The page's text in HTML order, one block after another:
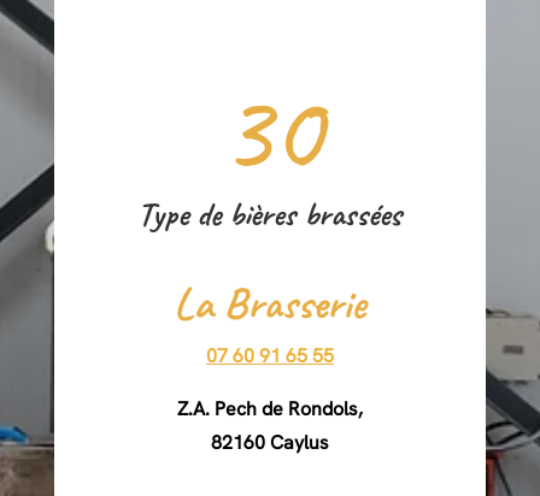
30
Type de bières brassées
La Brasserie
07 60 91 65 55
Z.A. Pech de Rondols,
82160 Caylus